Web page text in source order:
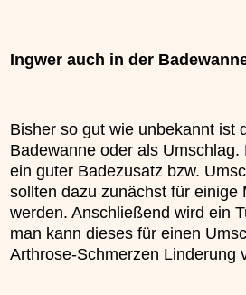
Ingwer auch in der
Bisher so gut wie unbekannt ist
Badewanne oder als
ein guter Badezusatz bzw.
sollten dazu zunächst für einige
werden. Anschließend wird ein
man kann dieses für einen
Arthrose-Schmerzen Linderung